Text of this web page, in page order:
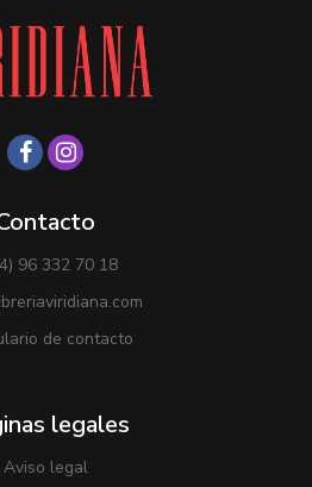
96 332 70 18
de contacto
legales
Aviso legal